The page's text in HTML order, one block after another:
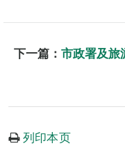
下一篇： 市政署及旅
列印本页